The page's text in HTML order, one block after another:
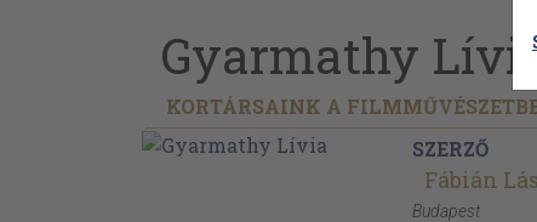
Gyarmathy
KORTÁRSAINK A
SZERZŐ
Fábián
Budapest